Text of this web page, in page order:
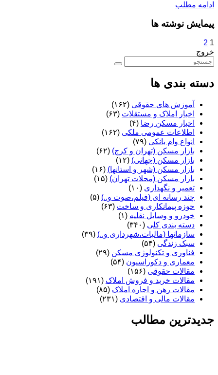
ادامه مطلب
پیمایش نوشته ها
1
2
خروج
دسته بندی ها
آموزش های حقوقی (۱۶۲)
اخبار املاک و مستقلات (۶۳)
اخبار مسکن رضا (۴)
اطلاعات عمومی ملکی (۱۶۲)
انواع وام بانکی (۷۹)
بازار مسکن (تهران و کرج) (۶۲)
بازار مسکن (جهانی) (۱۲)
بازار مسکن (شهر و استانها) (۱۶)
بازار مسکن (محلات تهران) (۱۵)
تعمیر و نگهداری (۱۰)
چند رسانه ای (فیلم،صوت و..) (۵)
حوزه پیمانکاری و ساخت (۶۳)
خودرو و وسایل نقلیه (۱)
دسته بندی کلی (۳۴۰)
سازمانها (مالیات،شهرداری و..) (۳۹)
سبک زندگی (۵۴)
فناوری و تکنولوژی مسکن (۲۹)
معماری و دکوراسیون (۵۴)
مقالات حقوقی (۱۵۶)
مقالات خرید و فروش املاک (۱۹۱)
مقالات رهن و اجاره املاک (۸۵)
مقالات مالی و اقتصادی (۲۳۱)
جدیدترین مطالب